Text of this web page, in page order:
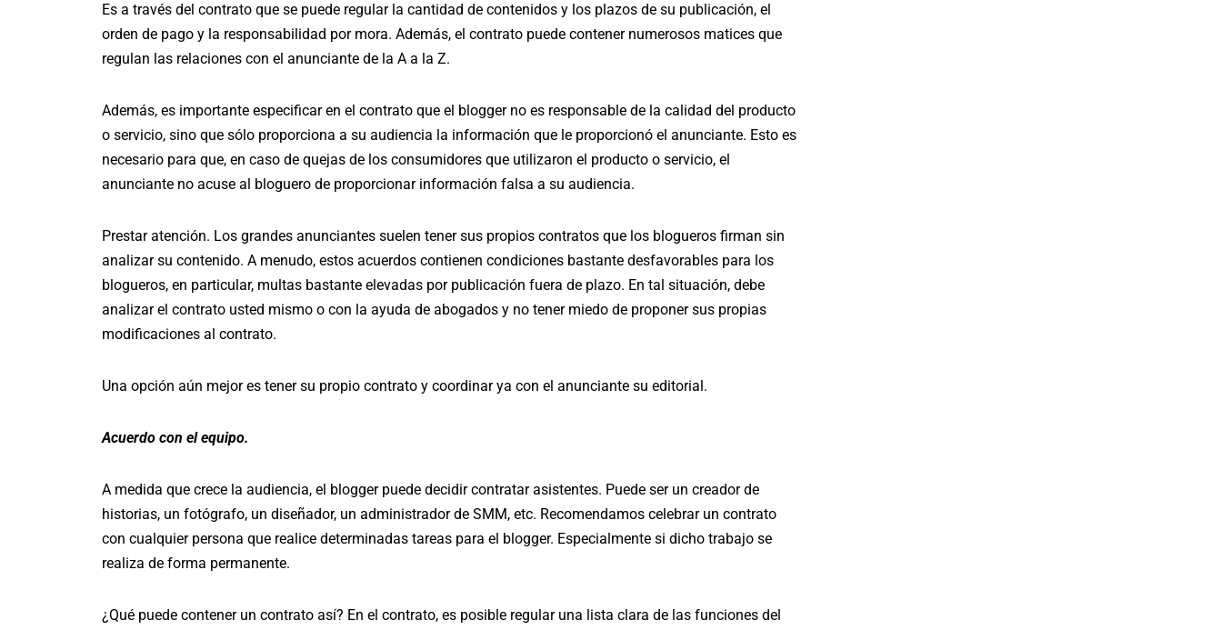
Es a través del contrato que se puede regular la cantidad de contenidos y los plazos de su publicación, el
orden de pago y la responsabilidad por mora. Además, el contrato puede contener numerosos matices que
regulan las relaciones con el anunciante de la A a la Z.
Además, es importante especificar en el contrato que el blogger no es responsable de la calidad del producto
o servicio, sino que sólo proporciona a su audiencia la información que le proporcionó el anunciante. Esto es
necesario para que, en caso de quejas de los consumidores que utilizaron el producto o servicio, el
anunciante no acuse al bloguero de proporcionar información falsa a su audiencia.
Prestar atención. Los grandes anunciantes suelen tener sus propios contratos que los blogueros firman sin
analizar su contenido. A menudo, estos acuerdos contienen condiciones bastante desfavorables para los
blogueros, en particular, multas bastante elevadas por publicación fuera de plazo. En tal situación, debe
analizar el contrato usted mismo o con la ayuda de abogados y no tener miedo de proponer sus propias
modificaciones al contrato.
Una opción aún mejor es tener su propio contrato y coordinar ya con el anunciante su editorial.
Acuerdo con el equipo.
A medida que crece la audiencia, el blogger puede decidir contratar asistentes. Puede ser un creador de
historias, un fotógrafo, un diseñador, un administrador de SMM, etc. Recomendamos celebrar un contrato
con cualquier persona que realice determinadas tareas para el blogger. Especialmente si dicho trabajo se
realiza de forma permanente.
¿Qué puede contener un contrato así? En el contrato, es posible regular una lista clara de las funciones del